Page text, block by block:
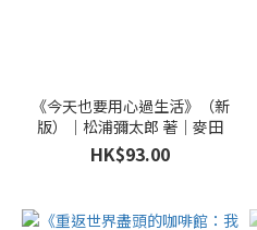
《今天也要用心過生活》（新
版）｜松浦彌太郎 著｜麥田
HK$93.00